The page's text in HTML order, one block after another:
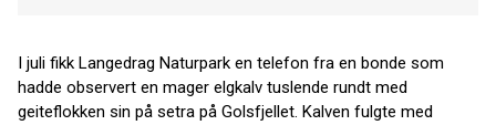
I juli fikk Langedrag Naturpark en telefon fra en bonde som
hadde observert en mager elgkalv tuslende rundt med
geiteflokken sin på setra på Golsfjellet. Kalven fulgte med